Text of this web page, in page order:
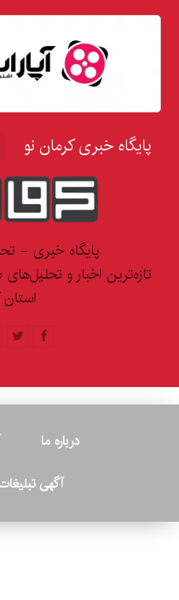
پایگاه خبری کرمان نو
پایگاه خبری -
تازه‌ترین اخبار و
درباره ما
آگهی